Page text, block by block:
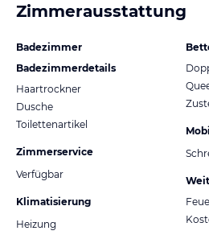
Zimmerausstattung
Badezimmer
Badezimmerdetails
Haartrockner
Dusche
Toilettenartikel
Zimmerservice
Verfügbar
Klimatisierung
Heizung